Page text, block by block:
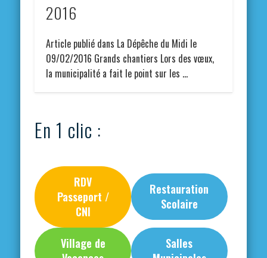
2016
Article publié dans La Dépêche du Midi le
09/02/2016 Grands chantiers Lors des vœux,
la municipalité a fait le point sur les …
En 1 clic :
RDV
Passeport /
CNI
Restauration
Scolaire
Village de
Salles